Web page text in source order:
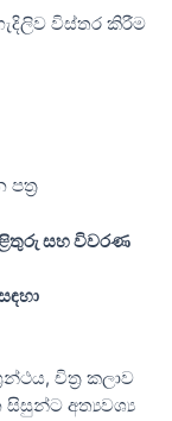
විස්තර කිරීම
පත්‍ර
සහ විවරණ
චිත්‍ර කලාව
සිසුන්ට අත්‍යවශ්‍ය